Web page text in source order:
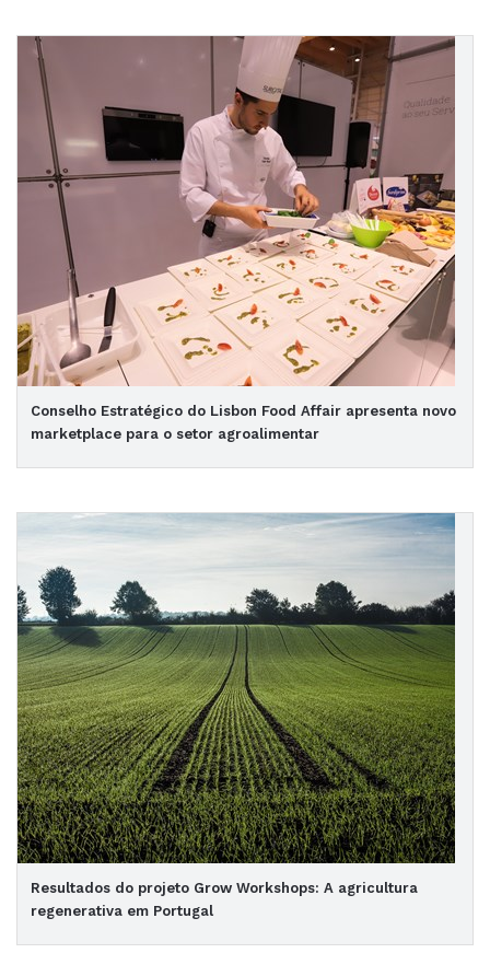
Conselho Estratégico do Lisbon Food Affair apresenta novo
marketplace para o setor agroalimentar
Resultados do projeto Grow Workshops: A agricultura
regenerativa em Portugal